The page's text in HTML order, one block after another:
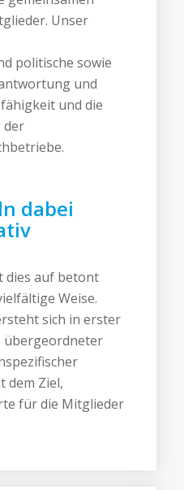
Unser
politische sowie
und
und die
der
dabei
dies auf betont
Weise.
sich in erster
übergeordneter
dem Ziel,
für die Mitglieder